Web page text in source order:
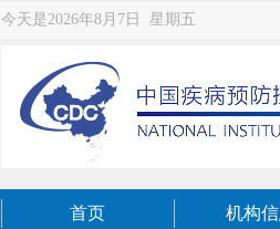
今天是2026年8月7日 星期五
首页 机构